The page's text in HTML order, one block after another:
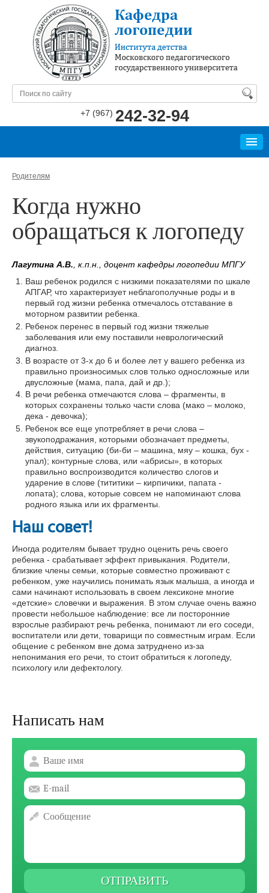
+7 (967) 242-32-94
КАФЕДРА
БИБЛИОТЕКА
СПЕЦИАЛИСТАМ
ДИАГНОСТИКА И КОНСУЛЬТАЦИИ
КОНТАКТЫ
Родителям
Когда нужно
обращаться к логопеду
Лагутина А.В., к.п.н., доцент кафедры логопедии МПГУ
Ваш ребенок родился с низкими показателями по шкале
АПГАР, что характеризует неблагополучные роды и в
первый год жизни ребенка отмечалось отставание в
моторном развитии ребенка.
Ребенок перенес в первый год жизни тяжелые
заболевания или ему поставили неврологический
диагноз.
В возрасте от 3-х до 6 и более лет у вашего ребенка из
правильно произносимых слов только односложные или
двусложные (мама, папа, дай и др.);
В речи ребенка отмечаются слова – фрагменты, в
которых сохранены только части слова (мако – молоко,
дека - девочка);
Ребенок все еще употребляет в речи слова –
звукоподражания, которыми обозначает предметы,
действия, ситуацию (би-би – машина, мяу – кошка, бух -
упал); контурные слова, или «абрисы», в которых
правильно воспроизводится количество слогов и
ударение в слове (тититики – кирпичики, папата -
лопата); слова, которые совсем не напоминают слова
родного языка или их фрагменты.
Наш совет!
Иногда родителям бывает трудно оценить речь своего
ребенка - срабатывает эффект привыкания. Родители,
близкие члены семьи, которые совместно проживают с
ребенком, уже научились понимать язык малыша, а иногда и
сами начинают использовать в своем лексиконе многие
«детские» словечки и выражения. В этом случае очень важно
провести небольшое наблюдение: все ли посторонние
взрослые разбирают речь ребенка, понимают ли его соседи,
воспитатели или дети, товарищи по совместным играм. Если
общение с ребенком вне дома затруднено из-за
непонимания его речи, то стоит обратиться к логопеду,
психологу или дефектологу.
Написать нам
ОТПРАВИТЬ